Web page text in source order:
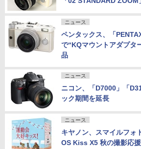
ニュース
ペンタックス、「
で“KQマウントアダプタ
品
ニュース
ニコン、「D7000」「
ック期間を延長
ニュース
キヤノン、スマイルフォ
OS Kiss X5 秋の撮影応援